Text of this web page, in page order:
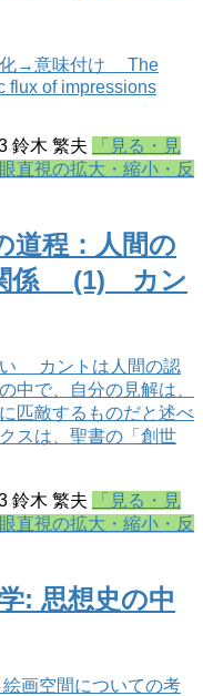
化→意味付け The
flux of impressions
鈴木 繁夫
「見る・見
直視の拡大・縮小・反
道程：人間の
関係 (1) カン
い カントは人間の認
中で、自分の見解は、
匹敵するものだと述べ
スは、聖書の「創世
鈴木 繁夫
「見る・見
直視の拡大・縮小・反
: 思想史の中
画空間についての考